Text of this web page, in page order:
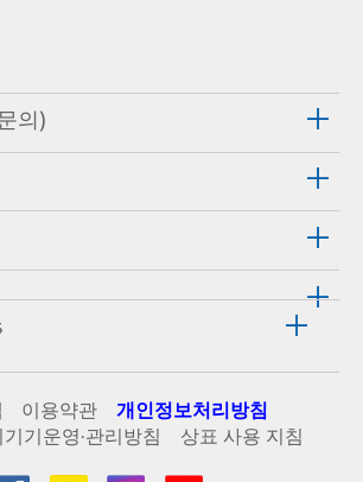
의)
이용약관
개인정보처리방침
기운영·관리방침
상표 사용 지침